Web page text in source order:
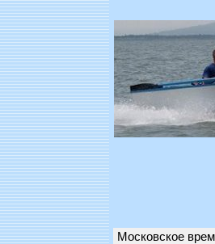
Московское